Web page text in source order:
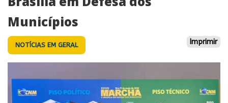
Municípios
NOTÍCIAS EM GERAL Imprimir